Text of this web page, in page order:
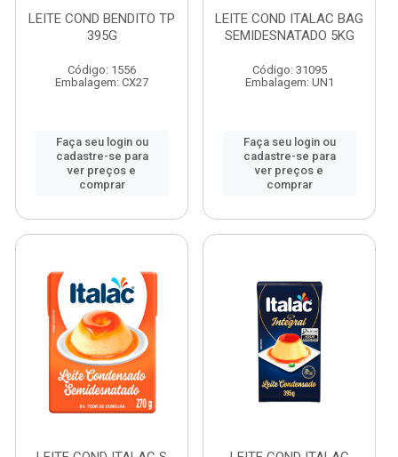
LEITE COND BENDITO TP
395G
Código: 1556
Embalagem: CX27
Faça seu login ou
cadastre-se para
ver preços e
comprar
LEITE COND ITALAC BAG
SEMIDESNATADO 5KG
Código: 31095
Embalagem: UN1
Faça seu login ou
cadastre-se para
ver preços e
comprar